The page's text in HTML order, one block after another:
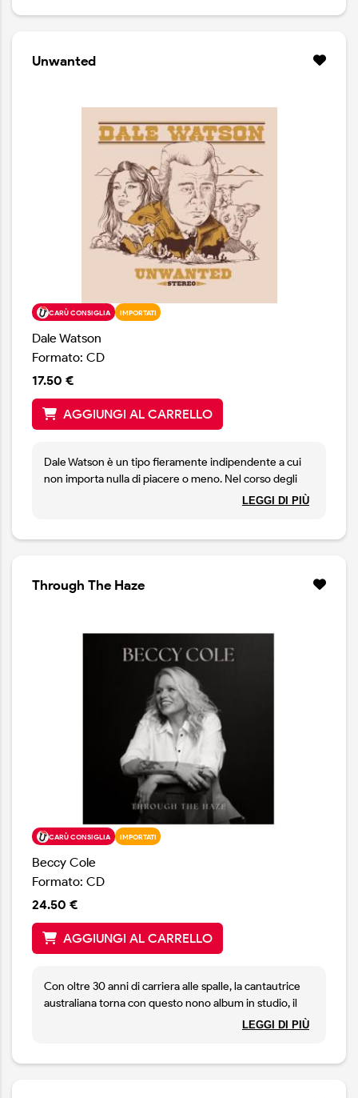
racchiude ancora infinite possibilità espressive. In Next
tradizione pur continuando a scriverne nuovi capitoli.
Unwanted
CARÙ CONSIGLIA IMPORTATI
Dale Watson
Formato: CD
17.50 €
AGGIUNGI AL CARRELLO
Dale Watson è un tipo fieramente indipendente a cui
non importa nulla di piacere o meno. Nel corso degli
anni, ha rilasciato dichiarazioni pubbliche che hanno
anche quando ti prende in giro. Come cantante e
autore, è convincente sia che stia facendo pubblicità
o che esprima sentimenti sinceri.
I 12 brani scritti di proprio pugno nel suo ultimo album
metteranno probabilmente tutti d'accordo. Celebrano i
valori tradizionali del country come l'amore, la vita e
l'alcol. Watson ha coniato il termine “Ameripolitan” per
descrivere il suo sofisticato stile honky tonk. In
Unwanted, cita Willie Nelson, Waylon Jennings, Ernest
Tubb e Bob Wills. Questi sono tra i suoi eroi, e la musica
di Watson starebbe bene nello stesso jukebox insieme
LEGGI DI PIÙ
Through The Haze
CARÙ CONSIGLIA IMPORTATI
Beccy Cole
Formato: CD
24.50 €
AGGIUNGI AL CARRELLO
Con oltre 30 anni di carriera alle spalle, la cantautrice
australiana torna con questo nono album in studio, il
LEGGI DI PIÙ